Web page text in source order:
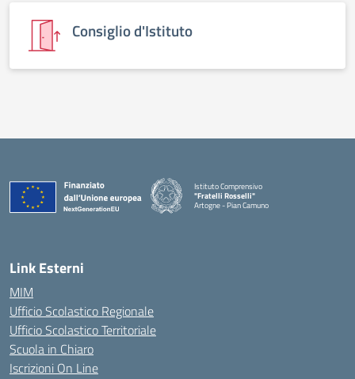
Consiglio d'Istituto
Istituto Comprensivo
"Fratelli Rosselli"
Artogne - Pian Camuno
— Visita la pagina iniziale della scuola
Link Esterni
MIM
Ufficio Scolastico Regionale
Ufficio Scolastico Territoriale
Scuola in Chiaro
Iscrizioni On Line